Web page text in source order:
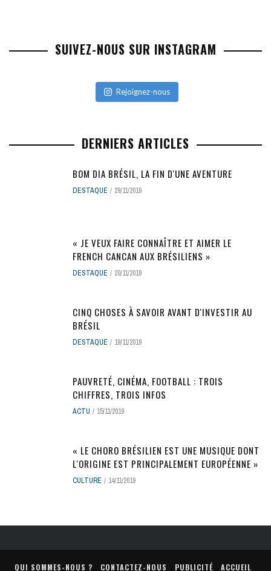
SUIVEZ-NOUS SUR INSTAGRAM
Rejoignez-nous
DERNIERS ARTICLES
BOM DIA BRÉSIL, LA FIN D'UNE AVENTURE
DESTAQUE 29/11/2019
« JE VEUX FAIRE CONNAÎTRE ET AIMER LE
FRENCH CANCAN AUX BRÉSILIENS »
DESTAQUE 20/11/2019
CINQ CHOSES À SAVOIR AVANT D'INVESTIR AU
BRÉSIL
DESTAQUE 19/11/2019
PAUVRETÉ, CINÉMA, FOOTBALL : TROIS
CHIFFRES, TROIS INFOS
ACTU 15/11/2019
« LE CHORO BRÉSILIEN EST UNE MUSIQUE DONT
L'ORIGINE EST PRINCIPALEMENT EUROPÉENNE »
CULTURE 14/11/2019
QUI SOMMES-NOUS ? CONTACTEZ-NOUS PUBLICITÉ ACCUEIL